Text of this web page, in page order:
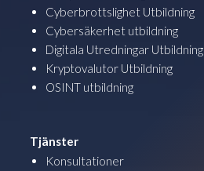
Cyberbrottslighet Utbildning
Cybersäkerhet utbildning
Digitala Utredningar Utbildning
Kryptovalutor Utbildning
OSINT utbildning
Tjänster
Konsultationer